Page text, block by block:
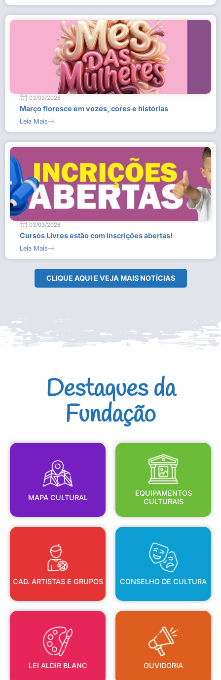
03/03/2026
Março floresce em vozes, cores e histórias
Leia Mais
03/03/2026
Cursos Livres estão com inscrições abertas!
Leia Mais
CLIQUE AQUI E VEJA MAIS NOTÍCIAS
Destaques da
Fundação
MAPA CULTURAL
MAPA CULTURAL
EQUIPAMENTOS
CULTURAIS
EQUIPAMENTOS
CULTURAIS
CAD. ARTISTAS E GRUPOS
CAD. ARTISTAS E GRUPOS
CONSELHO DE CULTURA
CONSELHO DE CULTURA
LEI ALDIR BLANC
LEI ALDIR BLANC
OUVIDORIA
OUVIDORIA